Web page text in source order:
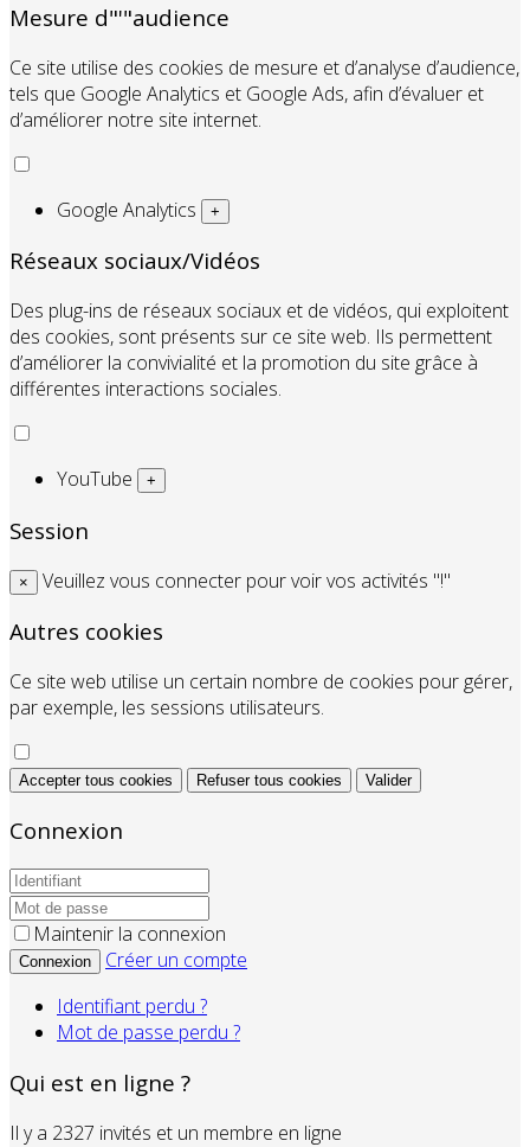
Mesure d"'"audience
Ce site utilise des cookies de mesure et d’analyse d’audience,
tels que Google Analytics et Google Ads, afin d’évaluer et
d’améliorer notre site internet.
Google Analytics +
Réseaux sociaux/Vidéos
Des plug-ins de réseaux sociaux et de vidéos, qui exploitent
des cookies, sont présents sur ce site web. Ils permettent
d’améliorer la convivialité et la promotion du site grâce à
différentes interactions sociales.
YouTube +
Session
× Veuillez vous connecter pour voir vos activités "!"
Autres cookies
Ce site web utilise un certain nombre de cookies pour gérer,
par exemple, les sessions utilisateurs.
Accepter tous cookies Refuser tous cookies Valider
Connexion
Maintenir la connexion
Connexion
Créer un compte
Identifiant perdu ?
Mot de passe perdu ?
Qui est en ligne ?
Il y a 2327 invités et un membre en ligne